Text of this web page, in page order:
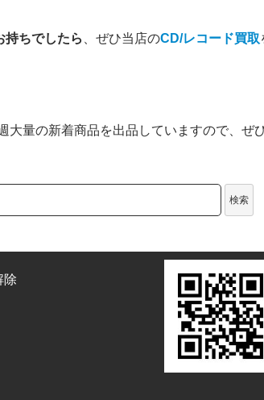
持ちでしたら 、ぜひ当店のCD/レコード買取
大量の新着商品を出品していますので、ぜ
検索
除